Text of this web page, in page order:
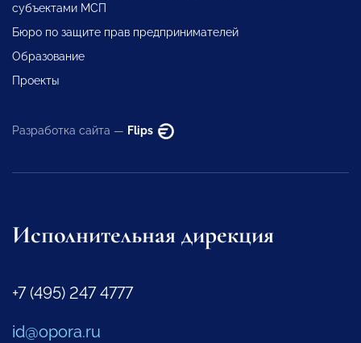
субъектами МСП
Бюро по защите прав предпринимателей
Образование
Проекты
Разработка сайта — Flips
Исполнительная дирекция
+7 (495) 247 4777
id@opora.ru